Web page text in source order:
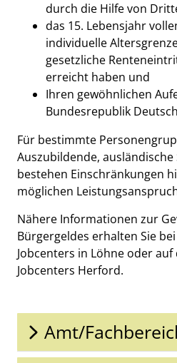
durch die Hilfe von
das 15. Lebensjahr
individuelle
gesetzliche
erreicht haben und
Ihren gewöhnlichen
Bundesrepublik
Für bestimmte
Auszubildende,
bestehen Einschränkungen
möglichen
Nähere Informationen zur
Bürgergeldes erhalten Sie
Jobcenters in Löhne oder
Jobcenters Herford.
Amt/